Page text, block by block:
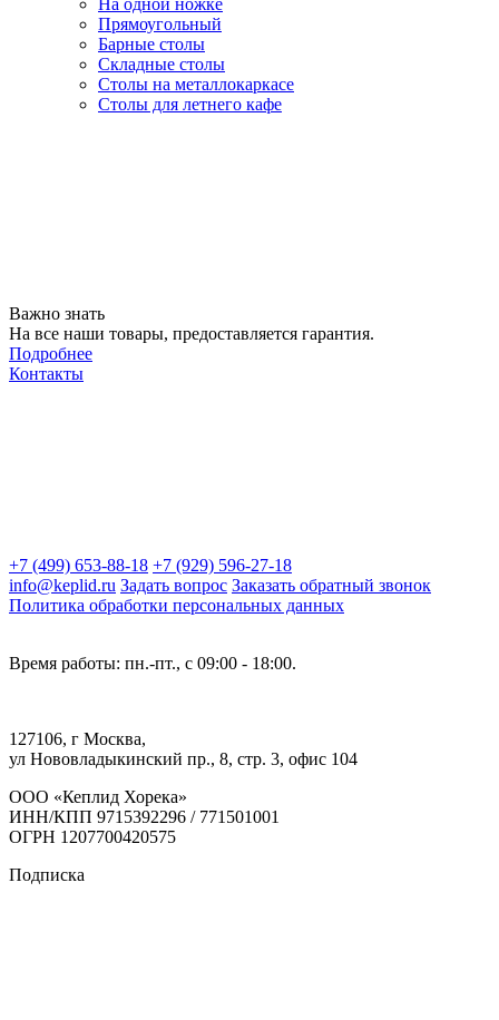
На одной ножке
Прямоугольный
Барные столы
Складные столы
Столы на металлокаркасе
Столы для летнего кафе
Важно знать
На все наши товары, предоставляется гарантия.
Подробнее
Контакты
+7 (499) 653-88-18 +7 (929) 596-27-18
info@keplid.ru Задать вопрос Заказать обратный звонок
Политика обработки персональных данных
Время работы: пн.-пт., с 09:00 - 18:00.
127106, г Москва,
ул Нововладыкинский пр., 8, стр. 3, офис 104
ООО «Кеплид Хорека»
ИНН/КПП 9715392296 / 771501001
ОГРН 1207700420575
Подписка